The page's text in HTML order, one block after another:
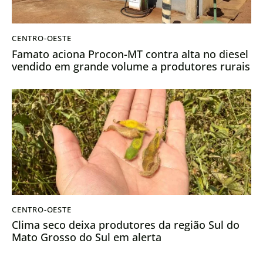
CENTRO-OESTE
Famato aciona Procon-MT contra alta no diesel
vendido em grande volume a produtores rurais
CENTRO-OESTE
Clima seco deixa produtores da região Sul do
Mato Grosso do Sul em alerta